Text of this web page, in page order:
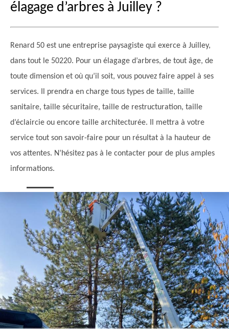
élagage d’arbres à Juilley ?
Renard 50 est une entreprise paysagiste qui exerce à Juilley,
dans tout le 50220. Pour un élagage d’arbres, de tout âge, de
toute dimension et où qu’il soit, vous pouvez faire appel à ses
services. Il prendra en charge tous types de taille, taille
sanitaire, taille sécuritaire, taille de restructuration, taille
d’éclaircie ou encore taille architecturée. Il mettra à votre
service tout son savoir-faire pour un résultat à la hauteur de
vos attentes. N’hésitez pas à le contacter pour de plus amples
informations.